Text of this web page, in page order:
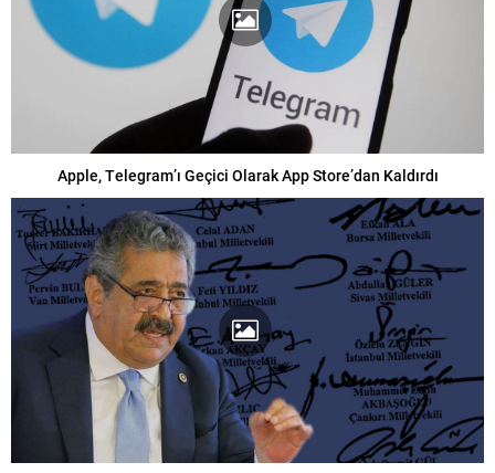
Apple, Telegram’ı Geçici Olarak App Store’dan Kaldırdı